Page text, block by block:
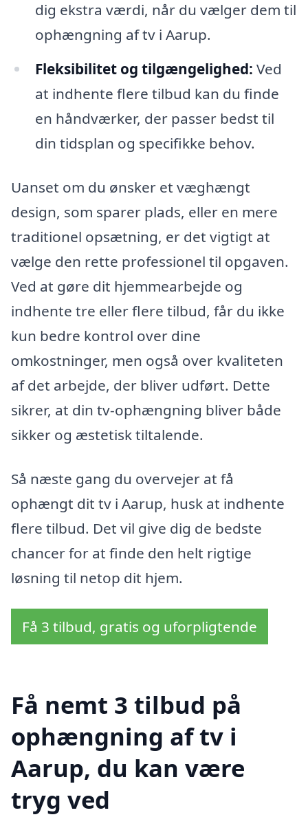
dig ekstra værdi, når du vælger dem til
ophængning af tv i Aarup.
Fleksibilitet og tilgængelighed: Ved
at indhente flere tilbud kan du finde
en håndværker, der passer bedst til
din tidsplan og specifikke behov.
Uanset om du ønsker et væghængt
design, som sparer plads, eller en mere
traditionel opsætning, er det vigtigt at
vælge den rette professionel til opgaven.
Ved at gøre dit hjemmearbejde og
indhente tre eller flere tilbud, får du ikke
kun bedre kontrol over dine
omkostninger, men også over kvaliteten
af det arbejde, der bliver udført. Dette
sikrer, at din tv-ophængning bliver både
sikker og æstetisk tiltalende.
Så næste gang du overvejer at få
ophængt dit tv i Aarup, husk at indhente
flere tilbud. Det vil give dig de bedste
chancer for at finde den helt rigtige
løsning til netop dit hjem.
Få 3 tilbud, gratis og uforpligtende
Få nemt 3 tilbud på
ophængning af tv i
Aarup, du kan være
tryg ved